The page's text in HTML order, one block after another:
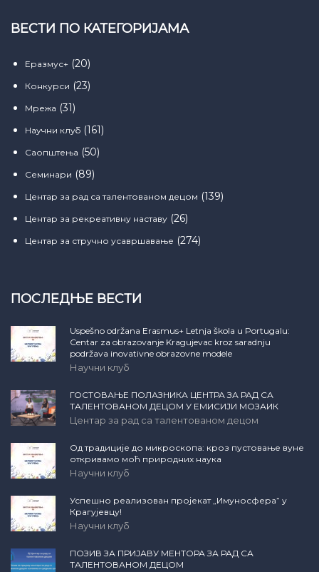
ВЕСТИ ПО КАТЕГОРИЈАМА
Еразмус+ (20)
Конкурси (23)
Мрежа (31)
Научни клуб (161)
Саопштења (50)
Семинари (89)
Центар за рад са талентованом децом (139)
Центар за рекреативну наставу (26)
Центар за стручно усавршавање (274)
ПОСЛЕДЊЕ ВЕСТИ
Uspešno održana Erasmus+ Letnja škola u Portugalu:
Centar za obrazovanje Kragujevac kroz saradnju
podržava inovativne obrazovne modele
Научни клуб
ГОСТОВАЊЕ ПОЛАЗНИКА ЦЕНТРА ЗА РАД СА
ТАЛЕНТОВАНОМ ДЕЦОМ У ЕМИСИЈИ МОЗАИК
Центар за рад са талентованом децом
Од традиције до микроскопа: кроз пустовање вуне
откривамо моћ природних наука
Научни клуб
Успешно реализован пројекат „Имуносфера” у
Крагујевцу!
Научни клуб
ПОЗИВ ЗА ПРИЈАВУ МЕНТОРА ЗА РАД СА
ТАЛЕНТОВАНОМ ДЕЦОМ